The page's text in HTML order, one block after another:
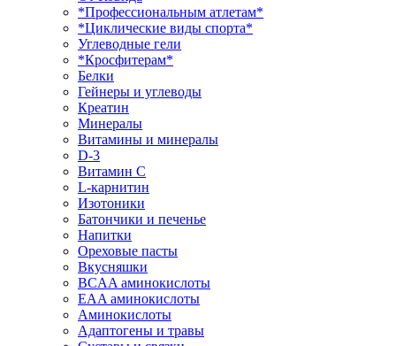
*Профессиональным атлетам*
*Циклические виды спорта*
Углеводные гели
*Кросфитерам*
Белки
Гейнеры и углеводы
Креатин
Минералы
Витамины и минералы
D-3
Витамин С
L-карнитин
Изотоники
Батончики и печенье
Напитки
Ореховые пасты
Вкусняшки
BCAA аминокислоты
EAA аминокислоты
Аминокислоты
Адаптогены и травы